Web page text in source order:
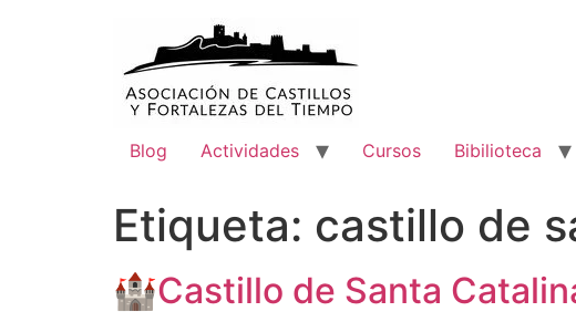
Blog Actividades Cursos Bibilioteca
Etiqueta: castillo de
🏰Castillo de Santa